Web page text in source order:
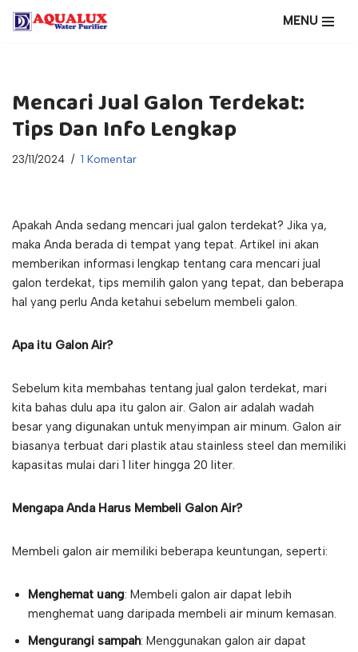
MENU
Mencari Jual Galon Terdekat:
Tips Dan Info Lengkap
23/11/2024 1 Komentar
Apakah Anda sedang mencari jual galon terdekat? Jika ya,
maka Anda berada di tempat yang tepat. Artikel ini akan
memberikan informasi lengkap tentang cara mencari jual
galon terdekat, tips memilih galon yang tepat, dan beberapa
hal yang perlu Anda ketahui sebelum membeli galon.
Apa itu Galon Air?
Sebelum kita membahas tentang jual galon terdekat, mari
kita bahas dulu apa itu galon air. Galon air adalah wadah
besar yang digunakan untuk menyimpan air minum. Galon air
biasanya terbuat dari plastik atau stainless steel dan memiliki
kapasitas mulai dari 1 liter hingga 20 liter.
Mengapa Anda Harus Membeli Galon Air?
Membeli galon air memiliki beberapa keuntungan, seperti:
Menghemat uang: Membeli galon air dapat lebih
menghemat uang daripada membeli air minum kemasan.
Mengurangi sampah: Menggunakan galon air dapat